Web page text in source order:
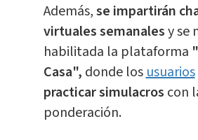
Además,se impartirán
virtuales semanalesy se
habilitada la plataforma
Casa", donde losusuarios
practicar simulacros con
ponderación.